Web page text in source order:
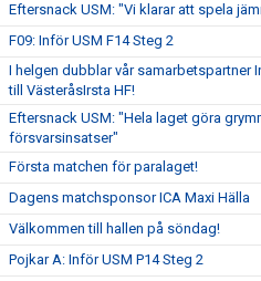
Eftersnack USM: "Vi klarar att spela
F09: Inför USM F14 Steg 2
I helgen dubblar vår samarbetspartner
till VästeråsIrsta HF!
Eftersnack USM: "Hela laget göra
försvarsinsatser"
Första matchen för paralaget!
Dagens matchsponsor ICA Maxi Hälla
Välkommen till hallen på söndag!
Pojkar A: Inför USM P14 Steg 2